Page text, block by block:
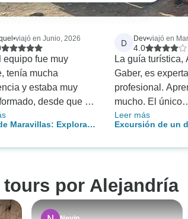
•viajó en Junio, 2026
equipo fue muy
tenía mucha
y estaba muy
desde que se
la fecha de llegada
salida del
Maravillas: Explora
D Dev•viajó en
4.0
La guía turística,
Gaber, es
profesional.
mucho. El único
inconveniente
horas de viaje de
Leer más
Excursión de un
por Alejandría